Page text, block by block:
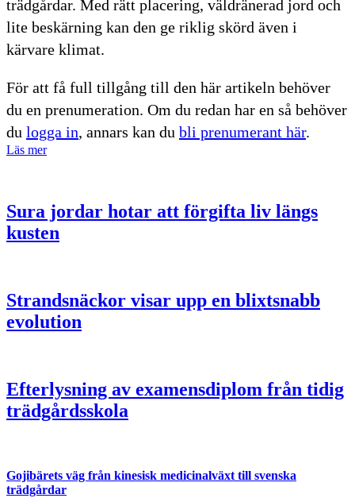
trädgårdar. Med rätt placering, väldränerad jord och
lite beskärning kan den ge riklig skörd även i
kärvare klimat.
För att få full tillgång till den här artikeln behöver
du en prenumeration. Om du redan har en så behöver
du logga in, annars kan du bli prenumerant här.
Läs mer
Sura jordar hotar att förgifta liv längs
kusten
Strandsnäckor visar upp en blixtsnabb
evolution
Efterlysning av examensdiplom från tidig
trädgårdsskola
Gojibärets väg från kinesisk medicinalväxt till svenska
trädgårdar